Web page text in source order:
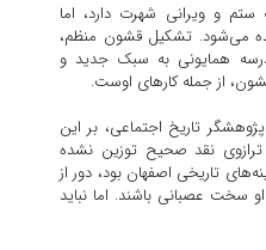
ستم و ویرانی شهرت دارد، اما
می‌شود. تشکیل قشون منظم،
همایونی به سبک جدید و
از جمله کارهای اوست.
تاریخ اجتماعی، بر این
نقد صحیح توزین نشده
تاریخی اصفهان بود، دور از
سخت عصبانی باشند. اما نباید